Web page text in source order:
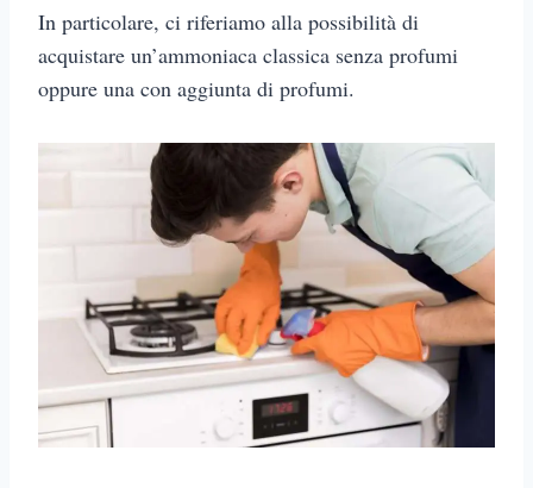
In particolare, ci riferiamo alla possibilità di
acquistare un’ammoniaca classica senza profumi
oppure una con aggiunta di profumi.